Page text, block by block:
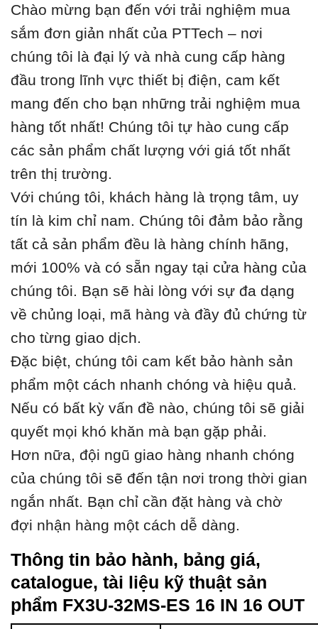
Chào mừng bạn đến với trải nghiệm mua
sắm đơn giản nhất của PTTech – nơi
chúng tôi là đại lý và nhà cung cấp hàng
đầu trong lĩnh vực thiết bị điện, cam kết
mang đến cho bạn những trải nghiệm mua
hàng tốt nhất! Chúng tôi tự hào cung cấp
các sản phẩm chất lượng với giá tốt nhất
trên thị trường.
Với chúng tôi, khách hàng là trọng tâm, uy
tín là kim chỉ nam. Chúng tôi đảm bảo rằng
tất cả sản phẩm đều là hàng chính hãng,
mới 100% và có sẵn ngay tại cửa hàng của
chúng tôi. Bạn sẽ hài lòng với sự đa dạng
về chủng loại, mã hàng và đầy đủ chứng từ
cho từng giao dịch.
Đặc biệt, chúng tôi cam kết bảo hành sản
phẩm một cách nhanh chóng và hiệu quả.
Nếu có bất kỳ vấn đề nào, chúng tôi sẽ giải
quyết mọi khó khăn mà bạn gặp phải.
Hơn nữa, đội ngũ giao hàng nhanh chóng
của chúng tôi sẽ đến tận nơi trong thời gian
ngắn nhất. Bạn chỉ cần đặt hàng và chờ
đợi nhận hàng một cách dễ dàng.
Thông tin bảo hành, bảng giá,
catalogue, tài liệu kỹ thuật sản
phẩm FX3U-32MS-ES 16 IN 16 OUT